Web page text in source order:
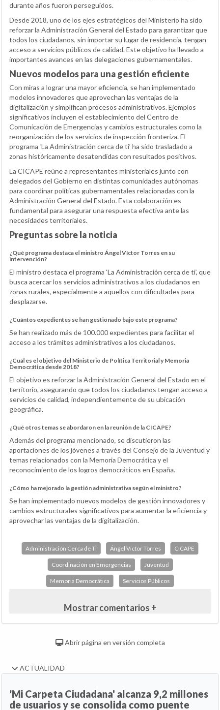
durante años fueron perseguidos.
Desde 2018, uno de los ejes estratégicos del Ministerio ha sido
reforzar la Administración General del Estado para garantizar que
todos los ciudadanos, sin importar su lugar de residencia, tengan
acceso a servicios públicos de calidad. Este objetivo ha llevado a
importantes avances en las delegaciones gubernamentales.
Nuevos modelos para una gestión eficiente
Con miras a lograr una mayor eficiencia, se han implementado
modelos innovadores que aprovechan las ventajas de la
digitalización y simplifican procesos administrativos. Ejemplos
significativos incluyen el establecimiento del Centro de
Comunicación de Emergencias y cambios estructurales como la
reorganización de los servicios de inspección fronteriza. El
programa ‘La Administración cerca de ti’ ha sido trasladado a
zonas históricamente desatendidas con resultados positivos.
La CICAPE reúne a representantes ministeriales junto con
delegados del Gobierno en distintas comunidades autónomas
para coordinar políticas gubernamentales relacionadas con la
Administración General del Estado. Esta colaboración es
fundamental para asegurar una respuesta efectiva ante las
necesidades territoriales.
Preguntas sobre la noticia
¿Qué programa destaca el ministro Ángel Víctor Torres en su
intervención?
El ministro destaca el programa ‘La Administración cerca de ti’, que
busca acercar los servicios administrativos a los ciudadanos en
zonas rurales, especialmente a aquellos con dificultades para
desplazarse.
¿Cuántos expedientes se han gestionado bajo este programa?
Se han realizado más de 100.000 expedientes para facilitar el
acceso a los trámites administrativos a los ciudadanos.
¿Cuál es el objetivo del Ministerio de Política Territorial y Memoria
Democrática desde 2018?
El objetivo es reforzar la Administración General del Estado en el
territorio, asegurando que todos los ciudadanos tengan acceso a
servicios de calidad, independientemente de su ubicación
geográfica.
¿Qué otros temas se abordaron en la reunión de la CICAPE?
Además del programa mencionado, se discutieron las
aportaciones de los jóvenes a través del Consejo de la Juventud y
temas relacionados con la Memoria Democrática y el
reconocimiento de los logros democráticos en España.
¿Cómo ha mejorado la gestión administrativa según el ministro?
Se han implementado nuevos modelos de gestión innovadores y
cambios estructurales significativos para aumentar la eficiencia y
aprovechar las ventajas de la digitalización.
Administración Cerca de Ti Ángel Víctor Torres CICAPE
Coordinación en Emergencias Juventud
Memoria Democrática Servicios Públicos
Mostrar comentarios +
Abrir página en versión completa
ACTUALIDAD
'Mi Carpeta Ciudadana' alcanza 9,2 millones
de usuarios y se consolida como puente